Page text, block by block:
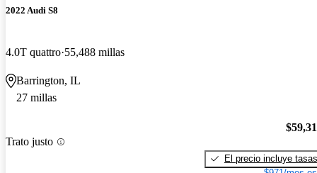
2022 Audi S8
4.0T quattro 55,488 millas
Barrington, IL
27 millas
Trato justo
El precio incluye tasas